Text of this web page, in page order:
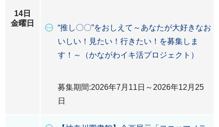
14日
金曜日
“推し〇〇”をおしえて～あなたが大好きなお
いしい！見たい！行きたい！を募集しま
す！～（かながわイキ活プロジェクト）
募集期間:2026年7月11日～2026年12月25
日